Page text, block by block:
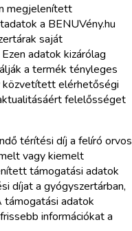
megjelenített
a BENUVény.hu
saját
adatok kizárólag
a termék tényleges
elérhetőségi
felelősséget
térítési díj a felíró orvos
vagy kiemelt
támogatási adatok
díjat a gyógyszertárban,
támogatási adatok
információkat a